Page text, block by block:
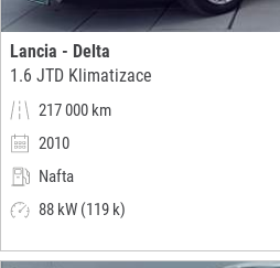
Lancia - Delta
1.6 JTD Klimatizace
217 000 km
2010
Nafta
88 kW (119 k)